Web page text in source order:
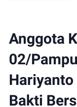
Anggota
02/
Bakti